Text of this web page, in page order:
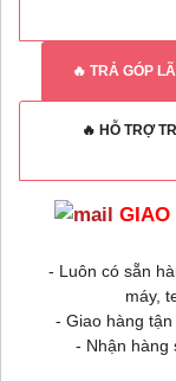
🔥 TRẢ GÓP
🔥 HỖ TRỢ
GIAO
- Luôn có sẵn
máy,
- Giao hàng
- Nhận hàng